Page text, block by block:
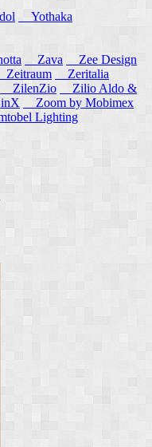
Yothaka
Zava
Zee Design
Zeitraum
Zeritalia
ZilenZio
Zilio Aldo &
Zoom by Mobimex
Lighting